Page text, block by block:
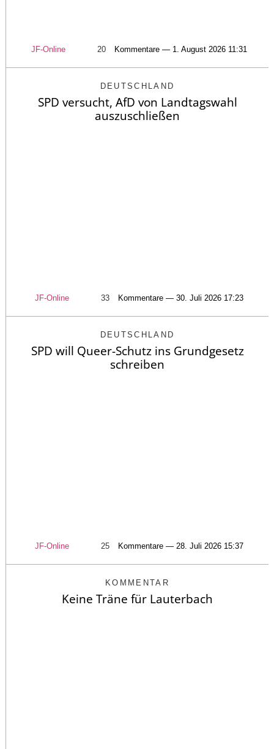
JF-Online 20 Kommentare — 1. August 2026 11:31
DEUTSCHLAND
SPD versucht, AfD von Landtagswahl
auszuschließen
JF-Online 33 Kommentare — 30. Juli 2026 17:23
DEUTSCHLAND
SPD will Queer-Schutz ins Grundgesetz
schreiben
JF-Online 25 Kommentare — 28. Juli 2026 15:37
KOMMENTAR
Keine Träne für Lauterbach